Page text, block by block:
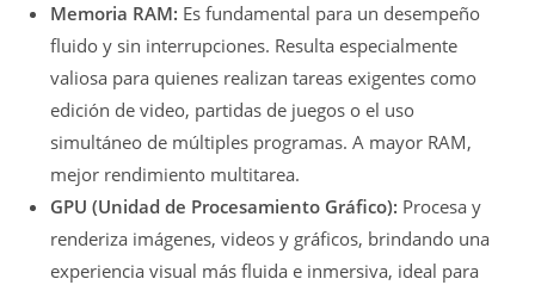
Memoria RAM: Es fundamental para un desempeño
fluido y sin interrupciones. Resulta especialmente
valiosa para quienes realizan tareas exigentes como
edición de video, partidas de juegos o el uso
simultáneo de múltiples programas. A mayor RAM,
mejor rendimiento multitarea.
GPU (Unidad de Procesamiento Gráfico): Procesa y
renderiza imágenes, videos y gráficos, brindando una
experiencia visual más fluida e inmersiva, ideal para